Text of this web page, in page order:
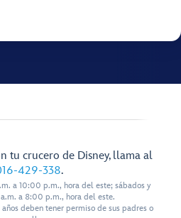
tu crucero de Disney, llama al
429-338.
a 10:00 p.m., hora del este; sábados y
a 8:00 p.m., hora del este.
deben tener permiso de sus padres o